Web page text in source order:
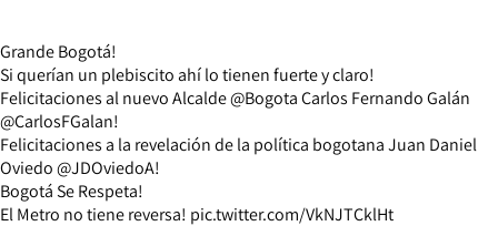
Grande Bogotá!
Si querían un plebiscito ahí lo tienen fuerte y claro!
Felicitaciones al nuevo Alcalde@BogotaCarlos Fernando Galán
@CarlosFGalan!
Felicitaciones a la revelación de la política bogotana Juan Daniel
Oviedo@JDOviedoA!
Bogotá Se Respeta!
El Metro no tiene reversa! pic.twitter.com/VkNJTCklHt